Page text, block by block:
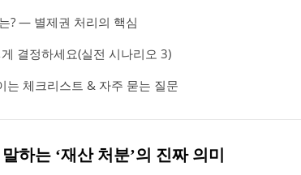
? ― 별제권 처리의 핵심
결정하세요(실전 시나리오 3)
는 체크리스트 & 자주 묻는 질문
하는 ‘재산 처분’의 진짜 의미